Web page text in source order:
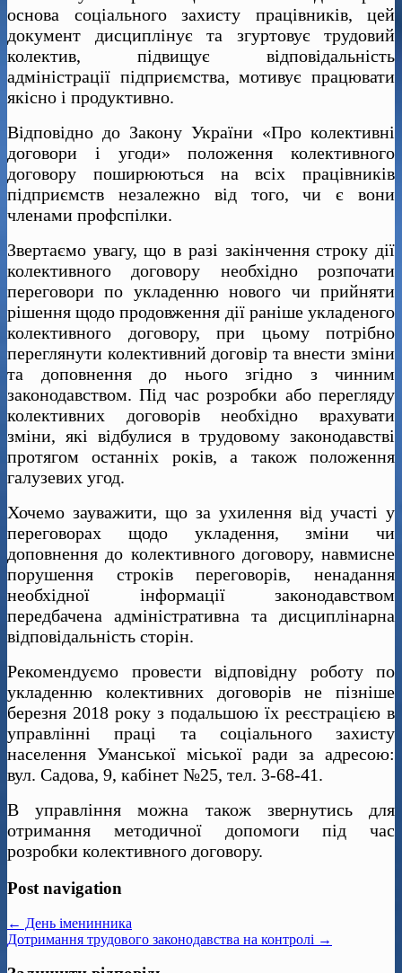
основа соціального захисту працівників, цей
документ дисциплінує та згуртовує трудовий
колектив, підвищує відповідальність
адміністрації підприємства, мотивує працювати
якісно і продуктивно.
Відповідно до Закону України «Про колективні
договори і угоди» положення колективного
договору поширюються на всіх працівників
підприємств незалежно від того, чи є вони
членами профспілки.
Звертаємо увагу, що в разі закінчення строку дії
колективного договору необхідно розпочати
переговори по укладенню нового чи прийняти
рішення щодо продовження дії раніше укладеного
колективного договору, при цьому потрібно
переглянути колективний договір та внести зміни
та доповнення до нього згідно з чинним
законодавством. Під час розробки або перегляду
колективних договорів необхідно врахувати
зміни, які відбулися в трудовому законодавстві
протягом останніх років, а також положення
галузевих угод.
Хочемо зауважити, що за ухилення від участі у
переговорах щодо укладення, зміни чи
доповнення до колективного договору, навмисне
порушення строків переговорів, ненадання
необхідної інформації законодавством
передбачена адміністративна та дисциплінарна
відповідальність сторін.
Рекомендуємо провести відповідну роботу по
укладенню колективних договорів не пізніше
березня 2018 року з подальшою їх реєстрацією в
управлінні праці та соціального захисту
населення Уманської міської ради за адресою:
вул. Садова, 9, кабінет №25, тел. 3-68-41.
В управління можна також звернутись для
отримання методичної допомоги під час
розробки колективного договору.
Post navigation
← День іменинника
Дотримання трудового законодавства на контролі →